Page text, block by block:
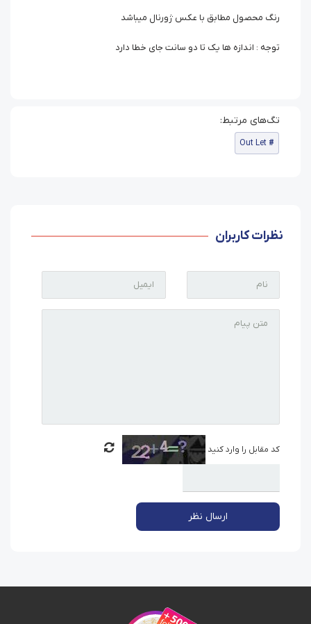
رنگ محصول مطابق با عکس ژورنال میباشد
توجه : اندازه ها یک تا دو سانت جای خطا دارد
Out Let
نظرات کاربران
کد مقابل را وارد کنید
ارسال نظر